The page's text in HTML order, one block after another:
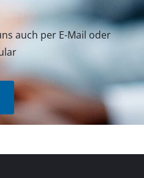
auch per E-Mail oder